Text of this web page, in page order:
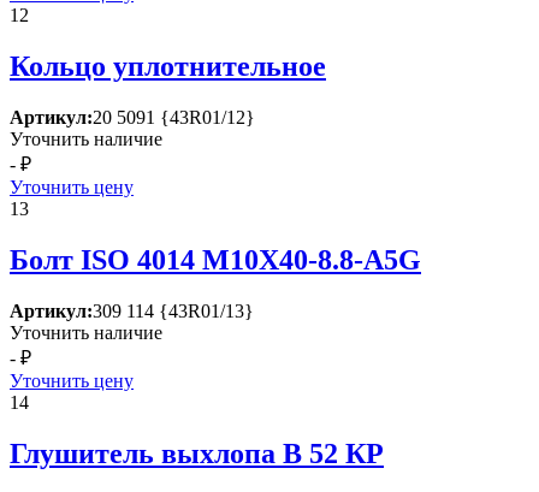
12
Кольцо уплотнительное
Артикул:20 5091 {43R01/12}
Уточнить наличие
- ₽
Уточнить цену
13
Болт ISО 4014 М10Х40-8.8-А5G
Артикул:309 114 {43R01/13}
Уточнить наличие
- ₽
Уточнить цену
14
Глушитель выхлопа В 52 КР